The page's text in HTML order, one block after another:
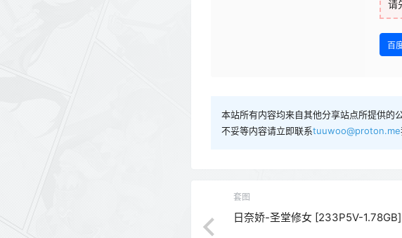
请
百
本站所有内容均来自其他分享站点所提供的
不妥等内容请立即联系tuuwoo@proton.me
套图
日奈娇-圣堂修女 [233P5V-1.78GB]